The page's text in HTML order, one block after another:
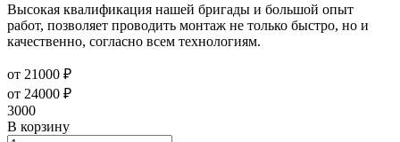
Высокая квалификация нашей бригады и большой опыт
работ, позволяет проводить монтаж не только быстро, но и
качественно, согласно всем технологиям.
от 21000 ₽
от 24000 ₽
3000
В корзину